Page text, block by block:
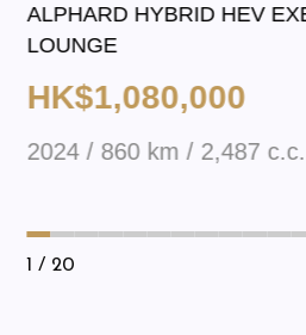
ALPHARD HYBRID HEV
LOUNGE
HK$1,080,000
2024 / 860 km / 2,487 c.c.
1 / 20